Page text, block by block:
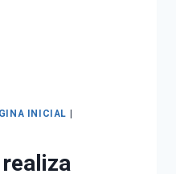
INICIAL |